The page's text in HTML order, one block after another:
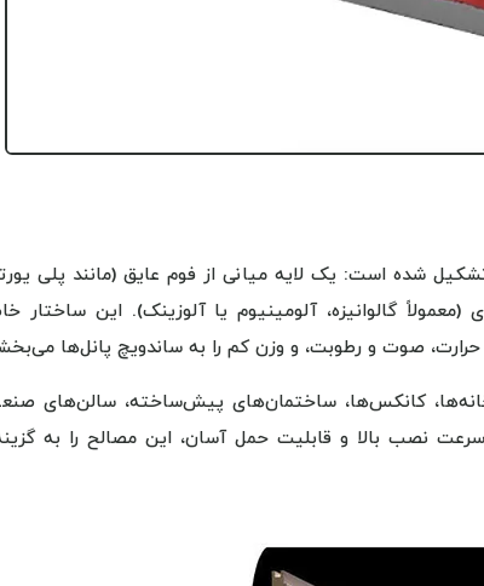
شده است: یک لایه میانی از فوم عایق (مانند پلی
گالوانیزه، آلومینیوم یا آلوزینک). این ساختار
حرارت، صوت و رطوبت، و وزن کم را به ساندویچ پانل‌ها
کانکس‌ها، ساختمان‌های پیش‌ساخته، سالن‌های
سرعت نصب بالا و قابلیت حمل آسان، این مصالح را به